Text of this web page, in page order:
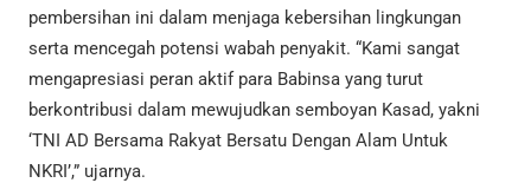
pembersihan ini dalam menjaga kebersihan lingkungan
serta mencegah potensi wabah penyakit. “Kami sangat
mengapresiasi peran aktif para Babinsa yang turut
berkontribusi dalam mewujudkan semboyan Kasad, yakni
‘TNI AD Bersama Rakyat Bersatu Dengan Alam Untuk
NKRI’,” ujarnya.